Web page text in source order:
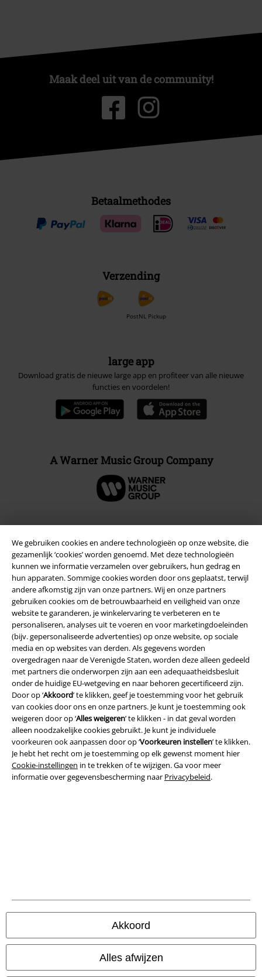
We gebruiken cookies en andere technologieën op onze website, die
gezamenlijk ‘cookies’ worden genoemd. Met deze technologieën
kunnen we informatie verzamelen over gebruikers, hun gedrag en
hun apparaten. Sommige cookies worden door ons geplaatst, terwijl
andere afkomstig zijn van onze partners. Wij en onze partners
gebruiken cookies om de betrouwbaarheid en veiligheid van onze
website te garanderen, je winkelervaring te verbeteren en te
personaliseren, analyses uit te voeren en voor marketingdoeleinden
(bijv. gepersonaliseerde advertenties) op onze website, op sociale
media en op websites van derden. Als gegevens worden
overgedragen naar de Verenigde Staten, worden deze alleen gedeeld
met partners die onderworpen zijn aan een adequaatheidsbesluit
onder de huidige EU-wetgeving en naar behoren gecertificeerd zijn.
Door op ‘Akkoord’ te klikken, geef je toestemming voor het gebruik
van cookies door ons en onze partners. Je kunt je toestemming ook
weigeren door op ‘Alles weigeren’ te klikken - in dat geval worden
alleen noodzakelijke cookies gebruikt. Je kunt je individuele
voorkeuren ook aanpassen door op ‘Voorkeuren instellen’ te klikken.
Je hebt het recht om je toestemming op elk gewenst moment hier
Cookie-instellingen in te trekken of te wijzigen. Ga voor meer
informatie over gegevensbescherming naar Privacybeleid.
Akkoord
Alles afwijzen
Maak deel uit van de community!
Betaalmethodes
Verzending
PostNL Pickup
large app
Download gratis de nieuwe large app en profiteer van alle nieuwe
functies en voordelen!
A Warner Music Group Company
Beveiliging
Legal
Algemene Voorwaarden
Bedrijfsgegevens